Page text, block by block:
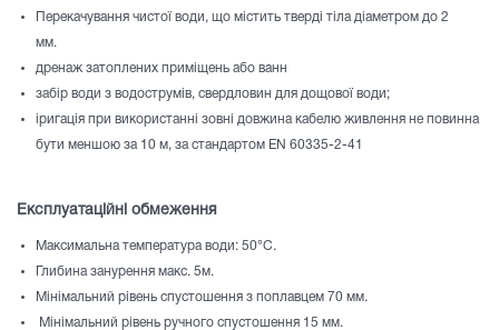
Перекачування чистої води, що містить тверді тіла діаметром до 2
мм.
дренаж затоплених приміщень або ванн
забір води з водострумів, свердловин для дощової води;
іригація при використанні зовні довжина кабелю живлення не повинна
бути меншою за 10 м, за стандартом EN 60335-2-41
Експлуатаційні обмеження
Максимальна температура води: 50°C.
Глибина занурення макс. 5м.
Мінімальний рівень спустошення з поплавцем 70 мм.
Мінімальний рівень ручного спустошення 15 мм.